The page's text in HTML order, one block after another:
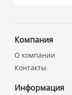
Компания
О компании
Контакты
Информация